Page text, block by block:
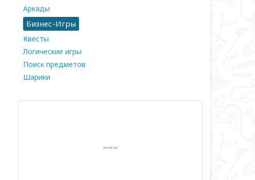
Аркады
Бизнес-Игры
Квесты
Логические игры
Поиск предметов
Шарики